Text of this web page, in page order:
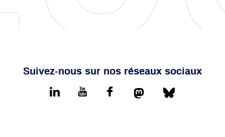
Suivez-nous sur nos réseaux sociaux
LinkedIn youtube FacebookMastodonBluesky